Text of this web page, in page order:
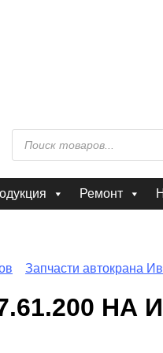
Поиск
товаров
Ремонт
Запчасти автокрана
НА